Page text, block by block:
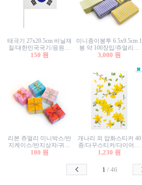
태극기 27x20.5cm 비닐재
질/대한민국국기/응원깃
발/행사깃발
150 원
미니종이봉투 6.5x9.5cm 1
봉 약 100장입/쥬얼리봉
투/증명사진봉투/악세사
3,000 원
리본 쥬얼리 미니박스/반
지케이스/반지상자/귀걸
이상자/귀걸이박스/악세
100 원
개나리 외 압화스티커 40
종/다꾸스티커/다이어리
꾸미기/꽃스티커/자연물
1,230 원
1 /46